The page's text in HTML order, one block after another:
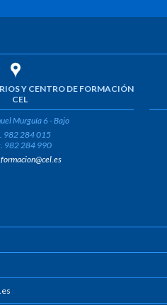
Y CENTRO DE FORMACIÓN
CEL
Murguía 6 - Bajo
982 284 015
982 284 990
formacion@cel.es